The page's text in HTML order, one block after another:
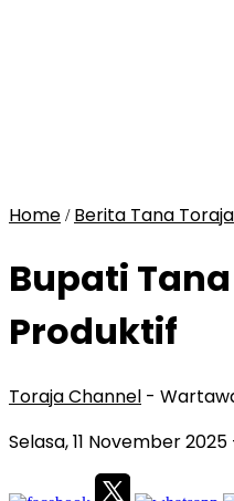
Home / Berita Tana Toraja
Bupati
Produktif
Toraja Channel -
Selasa, 11 November 2025